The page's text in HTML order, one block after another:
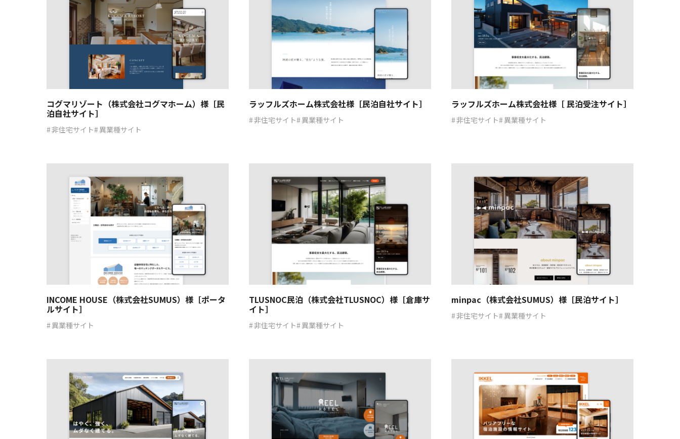
コグマリゾート（株式会社コグマホーム）様［民
泊自社サイト］
非住宅サイト 異業種サイト
ラッフルズホーム株式会社様［民泊自社サイト］
非住宅サイト 異業種サイト
ラッフルズホーム株式会社様［ 民泊受注サイト］
非住宅サイト 異業種サイト
INCOME HOUSE（株式会社SUMUS）様［ポータ
ルサイト］
異業種サイト
TLUSNOC民泊（株式会社TLUSNOC）様［倉庫サ
イト］
非住宅サイト 異業種サイト
minpac（株式会社SUMUS）様［民泊サイト］
非住宅サイト 異業種サイト